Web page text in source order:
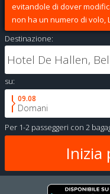
evitandole di dover
non ha un numero di volo,
Destinazione:
su:
09.08
Domani
Per 1-2 passeggeri con 2